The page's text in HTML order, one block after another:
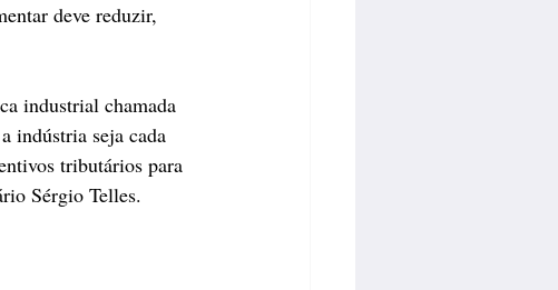
deve reduzir,
industrial chamada
indústria seja cada
tributários para
Sérgio Telles.